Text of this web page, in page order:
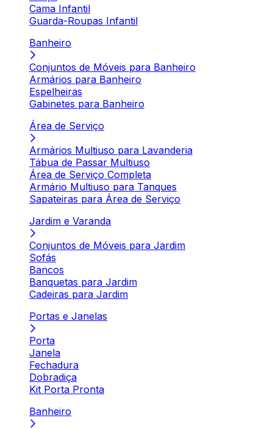
Cama Infantil
Guarda-Roupas Infantil
Banheiro
Conjuntos de Móveis para Banheiro
Armários para Banheiro
Espelheiras
Gabinetes para Banheiro
Área de Serviço
Armários Multiuso para Lavanderia
Tábua de Passar Multiuso
Área de Serviço Completa
Armário Multiuso para Tanques
Sapateiras para Área de Serviço
Jardim e Varanda
Conjuntos de Móveis para Jardim
Sofás
Bancos
Banquetas para Jardim
Cadeiras para Jardim
Portas e Janelas
Porta
Janela
Fechadura
Dobradiça
Kit Porta Pronta
Banheiro